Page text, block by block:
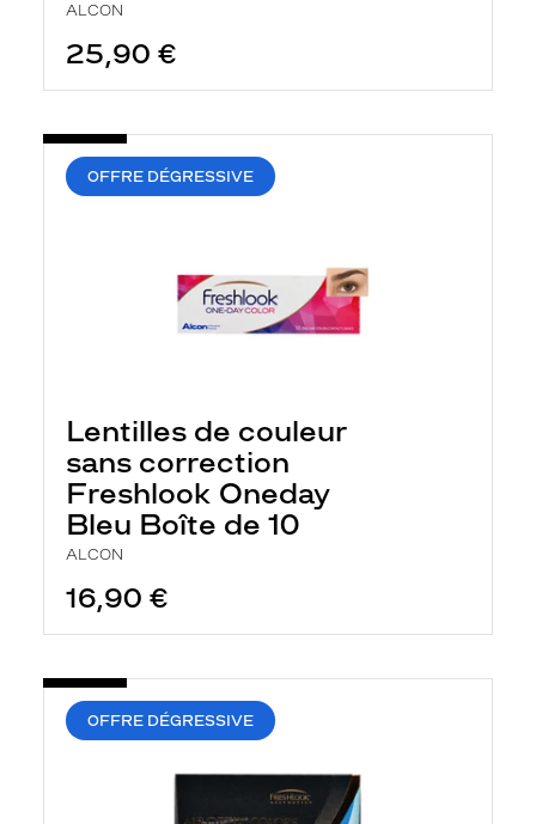
ALCON
25,90 €
OFFRE DÉGRESSIVE
Lentilles de couleur
sans correction
Freshlook Oneday
Bleu Boîte de 10
ALCON
16,90 €
OFFRE DÉGRESSIVE